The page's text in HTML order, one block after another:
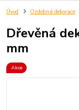
Úvod Ozdobná dekorace
Dřevěná
mm
Akce